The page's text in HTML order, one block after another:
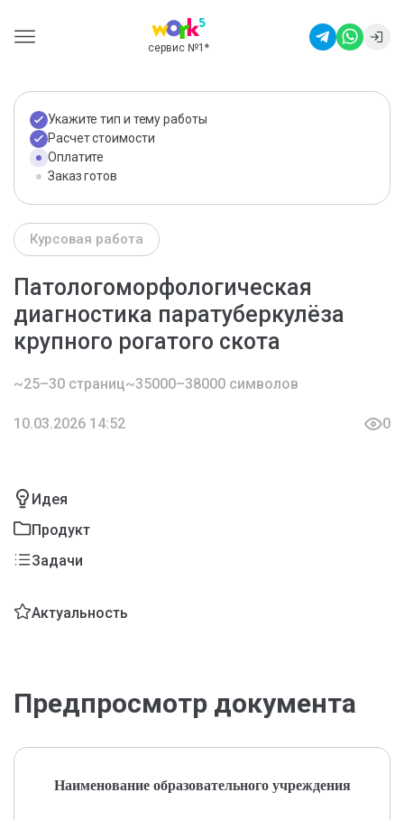
сервис №1 *
Укажите тип и тему работы
Расчет стоимости
Оплатите
Заказ готов
Курсовая работа
Патологоморфологическая
диагностика паратуберкулёза
крупного рогатого скота
~25–30 страниц~35000–38000 символов
10.03.2026 14:52 0
Идея
Продукт
Задачи
Актуальность
Предпросмотр документа
Наименование образовательного учреждения